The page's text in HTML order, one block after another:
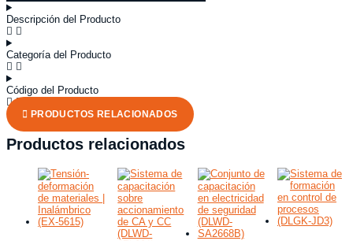
vapor
controlada
por
ordenador
(RA1-
MKII)
cantidad
Descripción del Producto
Categoría del Producto
Código del Producto
PRODUCTOS RELACIONADOS
Productos relacionados